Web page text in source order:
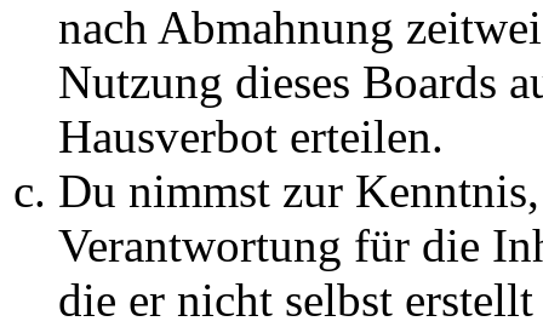
nach Abmahnung
Nutzung dieses Boards
Hausverbot erteilen.
Du nimmst zur
Verantwortung für die
die er nicht selbst